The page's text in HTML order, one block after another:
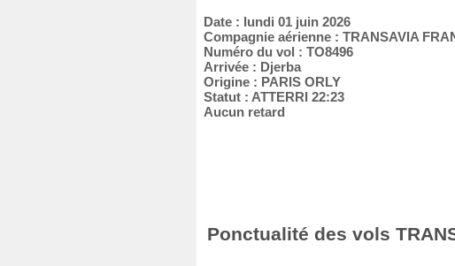
Date : lundi 01 juin 2026
Compagnie aérienne : TRANSAVIA
Numéro du vol : TO8496
Arrivée : Djerba
Origine : PARIS ORLY
Statut : ATTERRI 22:23
Aucun retard
Ponctualité des vols